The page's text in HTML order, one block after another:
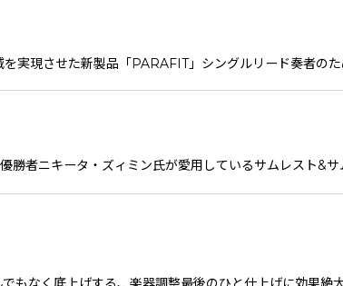
実現させた新製品「PARAFIT」シングルリード奏者の
者ニキータ・ズィミン氏が愛用しているサムレスト&